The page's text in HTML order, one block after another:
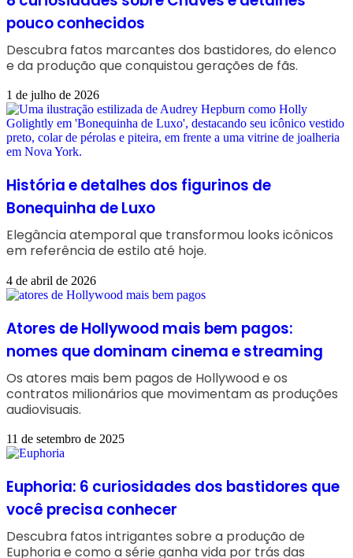
pouco conhecidos
Descubra fatos marcantes dos bastidores, do elenco
e da produção que conquistou gerações de fãs.
1 de julho de 2026
História e detalhes dos figurinos de
Bonequinha de Luxo
Elegância atemporal que transformou looks icônicos
em referência de estilo até hoje.
4 de abril de 2026
Atores de Hollywood mais bem pagos:
nomes que dominam cinema e streaming
Os atores mais bem pagos de Hollywood e os
contratos milionários que movimentam as produções
audiovisuais.
11 de setembro de 2025
Euphoria: 6 curiosidades dos bastidores que
você precisa conhecer
Descubra fatos intrigantes sobre a produção de
Euphoria e como a série ganha vida por trás das